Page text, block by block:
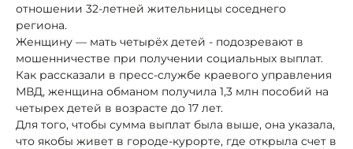
отношении 32-летней жительницы соседнего
региона.
Женщину — мать четырёх детей - подозревают в
мошенничестве при получении социальных выплат.
Как рассказали в пресс-службе краевого управления
МВД, женщина обманом получила 1,3 млн пособий на
четырех детей в возрасте до 17 лет.
Для того, чтобы сумма выплат была выше, она указала,
что якобы живет в городе-курорте, где открыла счет в